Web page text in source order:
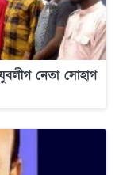
যুবলীগ নেতা সোহাগ